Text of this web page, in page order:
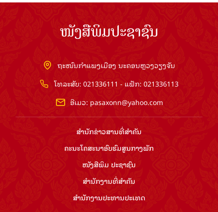
ໜັງສືພິມປະຊາຊົນ
ຖະໜົນກຳແພງເມືອງ ນະຄອນຫຼວງວຽງຈັນ
ໂທລະສັບ: 021336111 - ແຟັກ: 021336113
ອີເມວ: pasaxonn@yahoo.com
ສຳ​ນັກ​ຂ່າວ​ສານ​ທີ່​ສຳ​ຄັນ​
ຄະນະໂຄສະນາອົບຮົມ​ສູນ​ກາງ​ພັກ
ໜັງສືພິມ ປະ​ຊາ​ຊົນ
ສຳ​ນັກ​ງານ​ທີ່​ສຳ​ຄັນ
ສຳ​ນັກ​ງານ​ປະ​ທານ​ປະ​ເທດ